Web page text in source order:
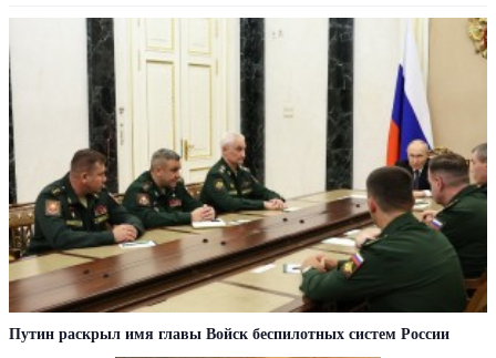
Путин раскрыл имя главы Войск беспилотных систем России